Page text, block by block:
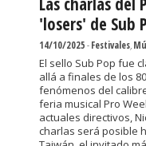
'losers' de Sub
14/10/2025-Festivales,
El sello Sub Pop fue
allá a finales de los
fenómenos del
feria musical Pro
actuales directivos,
charlas será posible